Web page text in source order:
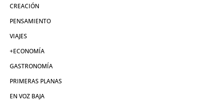
CREACIÓN
PENSAMIENTO
VIAJES
+ECONOMÍA
GASTRONOMÍA
PRIMERAS PLANAS
EN VOZ BAJA